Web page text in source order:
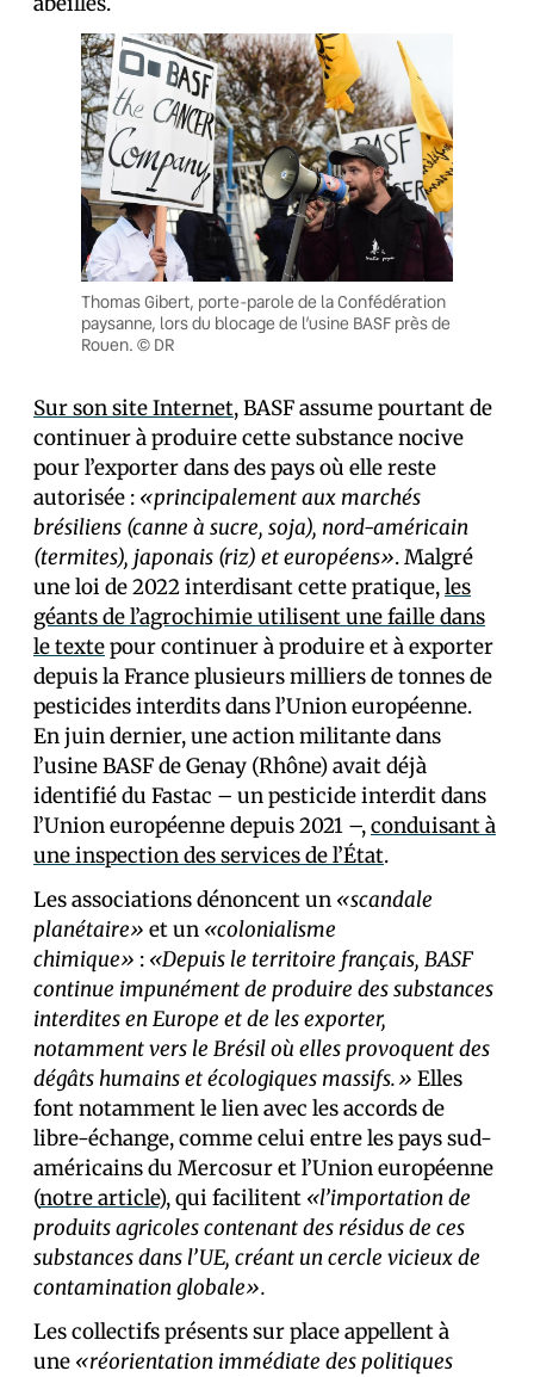
Thomas Gibert, porte-parole de la Confédération
paysanne, lors du blocage de l’usine BASF près de
Rouen. © DR
Sur son site Internet, BASF assume pourtant de
continuer à produire cette substance nocive
pour l’exporter dans des pays où elle reste
autorisée : «principalement aux marchés
brésiliens (canne à sucre, soja), nord-américain
(termites), japonais (riz) et européens». Malgré
une loi de 2022 interdisant cette pratique,les
géants de l’agrochimie utilisent une faille dans
le textepour continuer à produire et à exporter
depuis la France plusieurs milliers de tonnes de
pesticides interdits dans l’Union européenne.
En juin dernier, une action militante dans
l’usine BASF de Genay (Rhône) avait déjà
identifié du Fastac – un pesticide interdit dans
l’Union européenne depuis 2021 –,conduisant à
une inspection des services de l’État.
Les associations dénoncent un «scandale
planétaire» et un «colonialisme
chimique» : «Depuis le territoire français, BASF
continue impunément de produire des substances
interdites en Europe et de les exporter,
notamment vers le Brésil où elles provoquent des
dégâts humains et écologiques massifs.» Elles
font notamment le lien avec les accords de
libre-échange, comme celui entre les pays sud-
américains du Mercosur et l’Union européenne
(notre article), qui facilitent «l’importation de
produits agricoles contenant des résidus de ces
substances dans l’UE, créant un cercle vicieux de
contamination globale».
Les collectifs présents sur place appellent à
une «réorientation immédiate des politiques